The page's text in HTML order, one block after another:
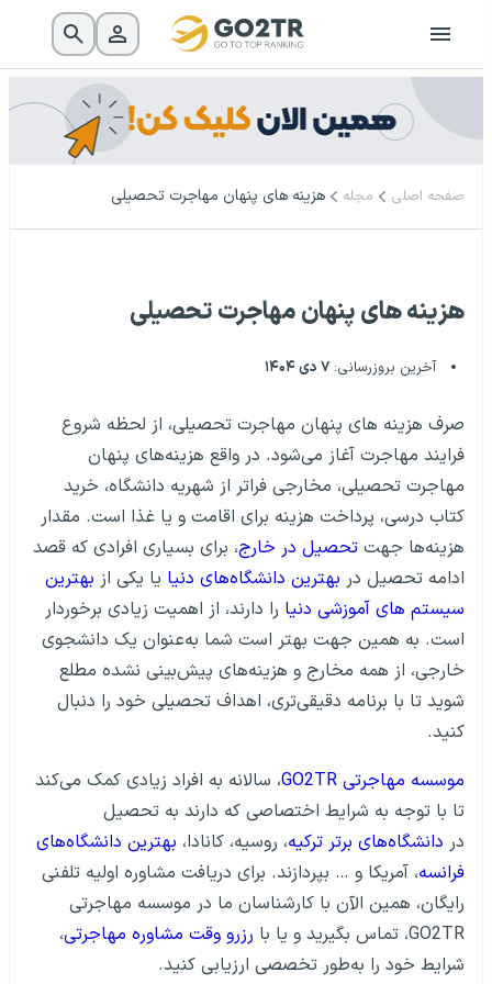
صفحه اصلی مجله هزینه های پنهان مهاجرت تحصیلی
هزینه های پنهان مهاجرت تحصیلی
آخرین بروزرسانی: ۷ دی ۱۴۰۴
صرف هزینه های پنهان مهاجرت تحصیلی، از لحظه‌ شروع
فرایند مهاجرت آغاز می‌شود. در واقع هزینه‌های پنهان
مهاجرت تحصیلی، مخارجی فراتر از شهریه دانشگاه، خرید
کتاب درسی، پرداخت هزینه برای اقامت و یا غذا است. مقدار
هزینه‌ها جهت تحصیل در خارج، برای بسیاری افرادی که قصد
ادامه تحصیل در بهترین دانشگاه‌های دنیا یا یکی از بهترین
سیستم های آموزشی دنیا را دارند، از اهمیت زیادی برخوردار
است. به همین جهت بهتر است شما به‌عنوان یک دانشجوی
خارجی، از همه مخارج و هزینه‌های پیش‌بینی نشده مطلع
شوید تا با برنامه دقیقی‌تری، اهداف تحصیلی خود را دنبال
کنید.
موسسه مهاجرتی GO2TR
، سالانه به افراد زیادی کمک می‌کند
تا با توجه به شرایط اختصاصی که دارند به تحصیل
در دانشگاه‌های برتر ترکیه، روسیه، کانادا، بهترین دانشگاه‌های
فرانسه، آمریکا و … بپردازند. برای دریافت مشاوره اولیه تلفنی
رایگان، همین الآن با کارشناسان ما در موسسه مهاجرتی
GO2TR، تماس بگیرید و یا با
رزرو وقت مشاوره مهاجرتی،
شرایط خود را به‌طور تخصصی ارزیابی کنید.